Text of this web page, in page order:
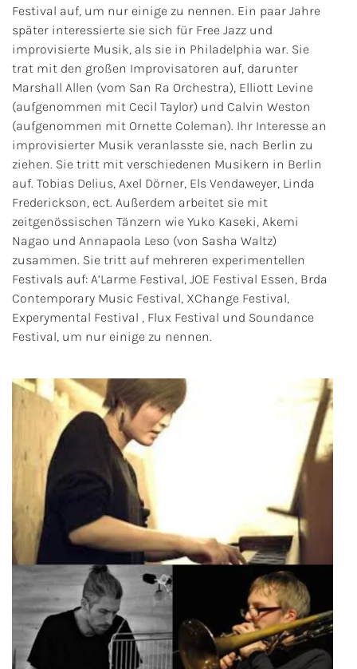
Festival auf, um nur einige zu nennen. Ein paar Jahre
später interessierte sie sich für Free Jazz und
improvisierte Musik, als sie in Philadelphia war. Sie
trat mit den großen Improvisatoren auf, darunter
Marshall Allen (vom San Ra Orchestra), Elliott Levine
(aufgenommen mit Cecil Taylor) und Calvin Weston
(aufgenommen mit Ornette Coleman). Ihr Interesse an
improvisierter Musik veranlasste sie, nach Berlin zu
ziehen. Sie tritt mit verschiedenen Musikern in Berlin
auf. Tobias Delius, Axel Dörner, Els Vendaweyer, Linda
Frederickson, ect. Außerdem arbeitet sie mit
zeitgenössischen Tänzern wie Yuko Kaseki, Akemi
Nagao und Annapaola Leso (von Sasha Waltz)
zusammen. Sie tritt auf mehreren experimentellen
Festivals auf: A’Larme Festival, JOE Festival Essen, Brda
Contemporary Music Festival, XChange Festival,
Experymental Festival , Flux Festival und Soundance
Festival, um nur einige zu nennen.